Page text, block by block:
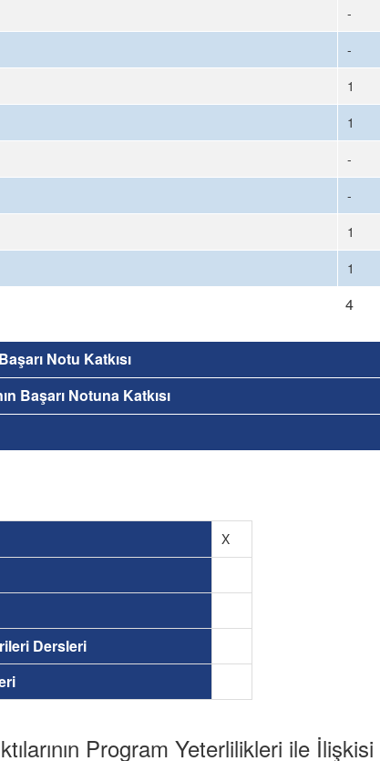
-
-
1
1
-
-
1
1
4
Notu Katkısı
Başarı Notuna Katkısı
X
Dersleri
Program Yeterlilikleri ile İlişkisi